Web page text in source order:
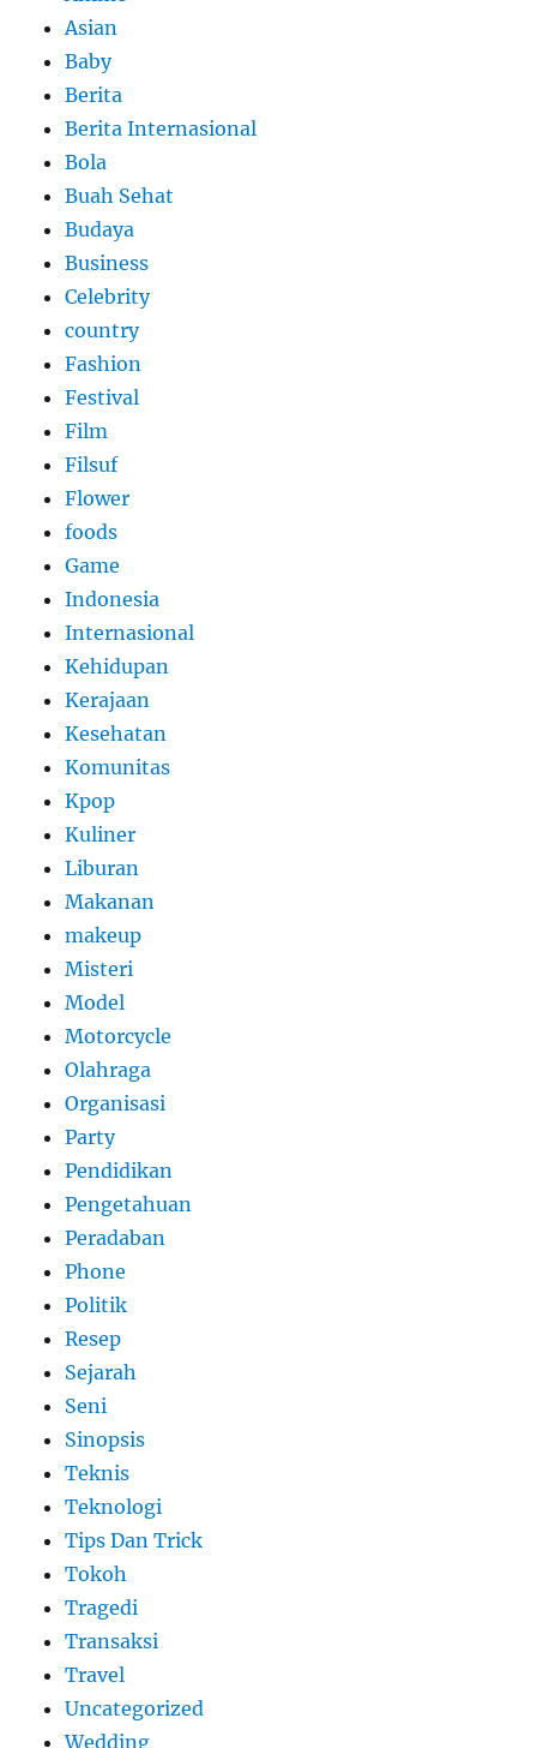
Asian
Baby
Berita
Berita Internasional
Bola
Buah Sehat
Budaya
Business
Celebrity
country
Fashion
Festival
Film
Filsuf
Flower
foods
Game
Indonesia
Internasional
Kehidupan
Kerajaan
Kesehatan
Komunitas
Kpop
Kuliner
Liburan
Makanan
makeup
Misteri
Model
Motorcycle
Olahraga
Organisasi
Party
Pendidikan
Pengetahuan
Peradaban
Phone
Politik
Resep
Sejarah
Seni
Sinopsis
Teknis
Teknologi
Tips Dan Trick
Tokoh
Tragedi
Transaksi
Travel
Uncategorized
Wedding